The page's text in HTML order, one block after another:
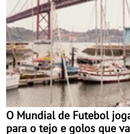
O Mundial de Futebol
para o tejo e golos que